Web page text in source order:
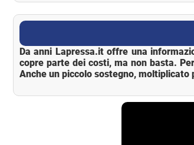
La Pressa
Da anni Lapressa.it offre una
copre parte dei costi, ma non basta.
Anche un piccolo sostegno,